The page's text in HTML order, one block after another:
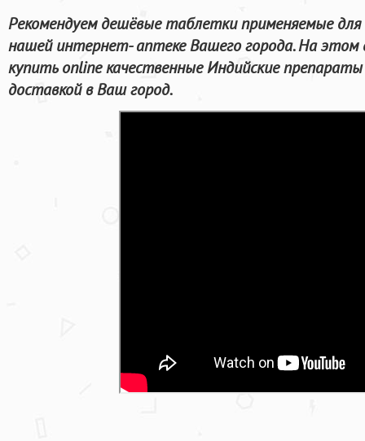
Рекомендуем дешёвые таблетки применяемые для
нашей интернет- аптеке Вашего города. На
купить online качественные Индийские
доставкой в Ваш город.